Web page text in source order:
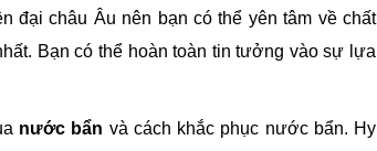
đại châu Âu nên bạn có thể yên tâm về chất
Bạn có thể hoàn toàn tin tưởng vào sự lựa
nước bẩn và cách khắc phục nước bẩn. Hy